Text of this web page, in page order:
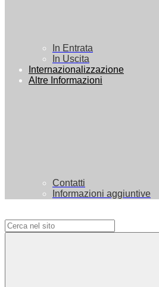
In Entrata
In Uscita
Internazionalizzazione
Altre Informazioni
Contatti
Informazioni aggiuntive